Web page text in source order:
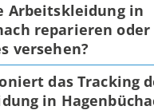
Arbeitskleidung in
reparieren oder
versehen?
das Tracking
in